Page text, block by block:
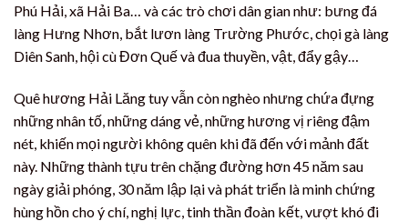
Phú Hải, xã Hải Ba… và các trò chơi dân gian như: bưng đá
làng Hưng Nhơn, bắt lươn làng Trường Phước, chọi gà làng
Diên Sanh, hội cù Đơn Quế và đua thuyền, vật, đẩy gậy…
Quê hương Hải Lăng tuy vẫn còn nghèo nhưng chứa đựng
những nhân tố, những dáng vẻ, những hương vị riêng đậm
nét, khiến mọi người không quên khi đã đến với mảnh đất
này. Những thành tựu trên chặng đường hơn 45 năm sau
ngày giải phóng, 30 năm lập lại và phát triển là minh chứng
hùng hồn cho ý chí, nghị lực, tinh thần đoàn kết, vượt khó đi